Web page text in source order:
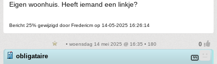
Eigen woonhuis. Heeft iemand een linkje?
Bericht 25% gewijzigd door Fredericm op 14-05-2025 16:26:14
• woensdag 14 mei 2025 @ 16:35 • 180
obligataire